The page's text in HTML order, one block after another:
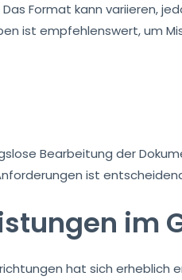
Format kann variieren,
ist empfehlenswert, um
Bearbeitung der
ist
im
hat sich erheblich